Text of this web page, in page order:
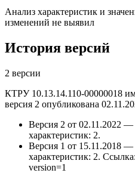
Анализ характеристик и
изменений не выявил
История версий
2 версии
КТРУ 10.13.14.110-00000018
версия 2 опубликована
Версия 2 от 02.11.2022
характеристик: 2.
Версия 1 от 15.11.2018 —
характеристик: 2.
version=1